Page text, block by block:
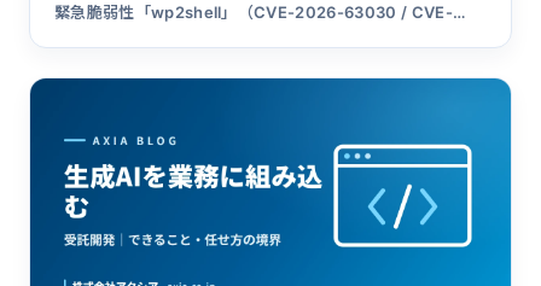
緊急脆弱性「wp2shell」（CVE-2026-63030 / CVE-